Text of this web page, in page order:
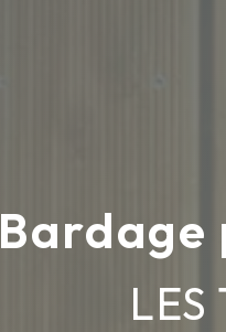
Bardage
LES